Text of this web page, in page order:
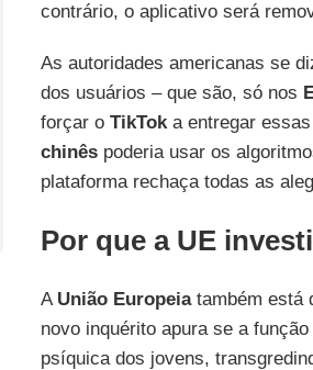
contrário, o aplicativo será
As autoridades americanas se
dos usuários – que são, só nos
forçar o TikToka entregar
chinêspoderia usar os
plataforma rechaça todas as
Por que a UE
A União Europeiatambém está
novo inquérito apura se a
psíquica dos jovens,